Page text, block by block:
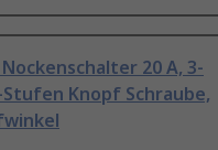
20 A, 3-
Stufen Knopf Schraube,